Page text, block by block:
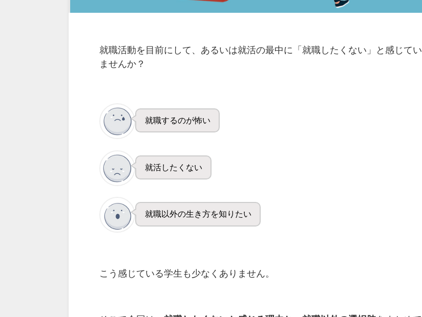
就職活動を目前にして、あるいは就活の最中に「就職したくない」と感じてい
ませんか？
就職するのが怖い
就活したくない
就職以外の生き方を知りたい
こう感じている学生も少なくありません。